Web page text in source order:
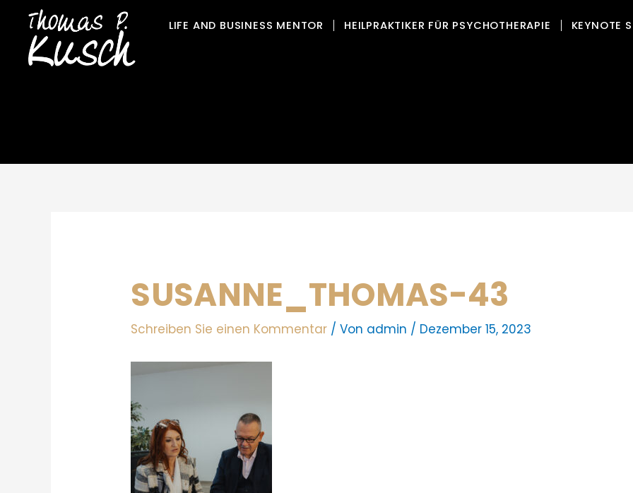
Inhalt
springen
LIFE AND BUSINESS MENTOR HEILPRAKTIKER FÜR PSYCHOTHERAPIE KEYNOTE
SUSANNE_THOMAS-43
Schreiben Sie einen Kommentar / Von admin / Dezember 15, 2023